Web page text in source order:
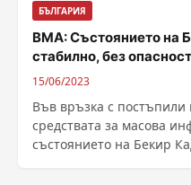
БЪЛГАРИЯ
ВМА: Състоянието на
стабилно, без
15/06/2023
Във връзка с
средствата за масова
състоянието на Бекир